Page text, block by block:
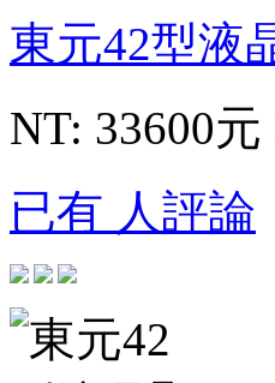
東元42型液
NT: 33600元
已有 人評論